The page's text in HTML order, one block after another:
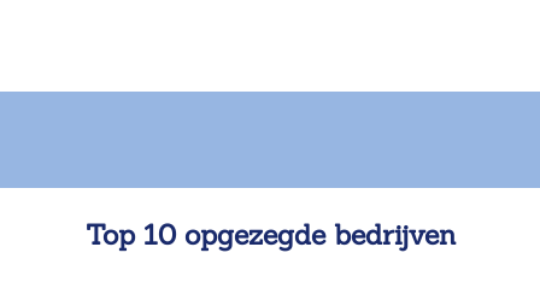
Top 10 opgezegde bedrijven